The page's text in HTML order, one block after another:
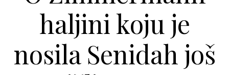
haljini koju je
nosila Senidah još